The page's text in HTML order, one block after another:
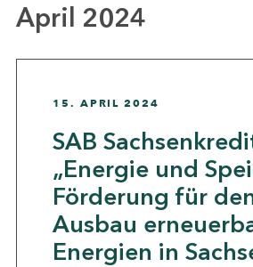
April 2024
15. APRIL 2024
SAB
„Energie und
Förderung für
Ausbau
Energien in